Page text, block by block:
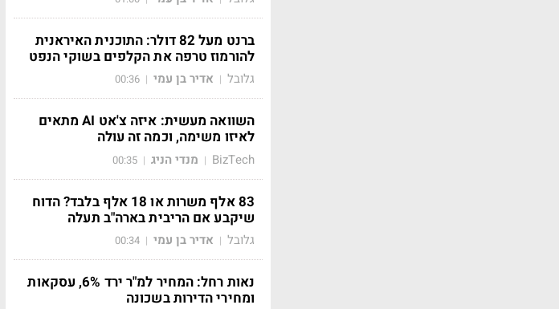
ברנט מעל 82 דולר: התוכנית האיראנית
להורמוז טרפה את הקלפים בשוקי הנפט
גלובל | אדיר בן עמי |
00:36
השוואה מעשית: איזה צ'אט AI מתאים
לאיזו משימה, וכמה זה עולה
BizTech
| מנדי הניג |
00:35
83 אלף משרות או 18 אלף בלבד? הדוח
שיקבע אם הריבית בארה"ב תעלה
גלובל | אדיר בן עמי |
00:34
נאות רחל: המחיר למ"ר ירד 6%, עסקאות
ומחירי הדירות בשכונה